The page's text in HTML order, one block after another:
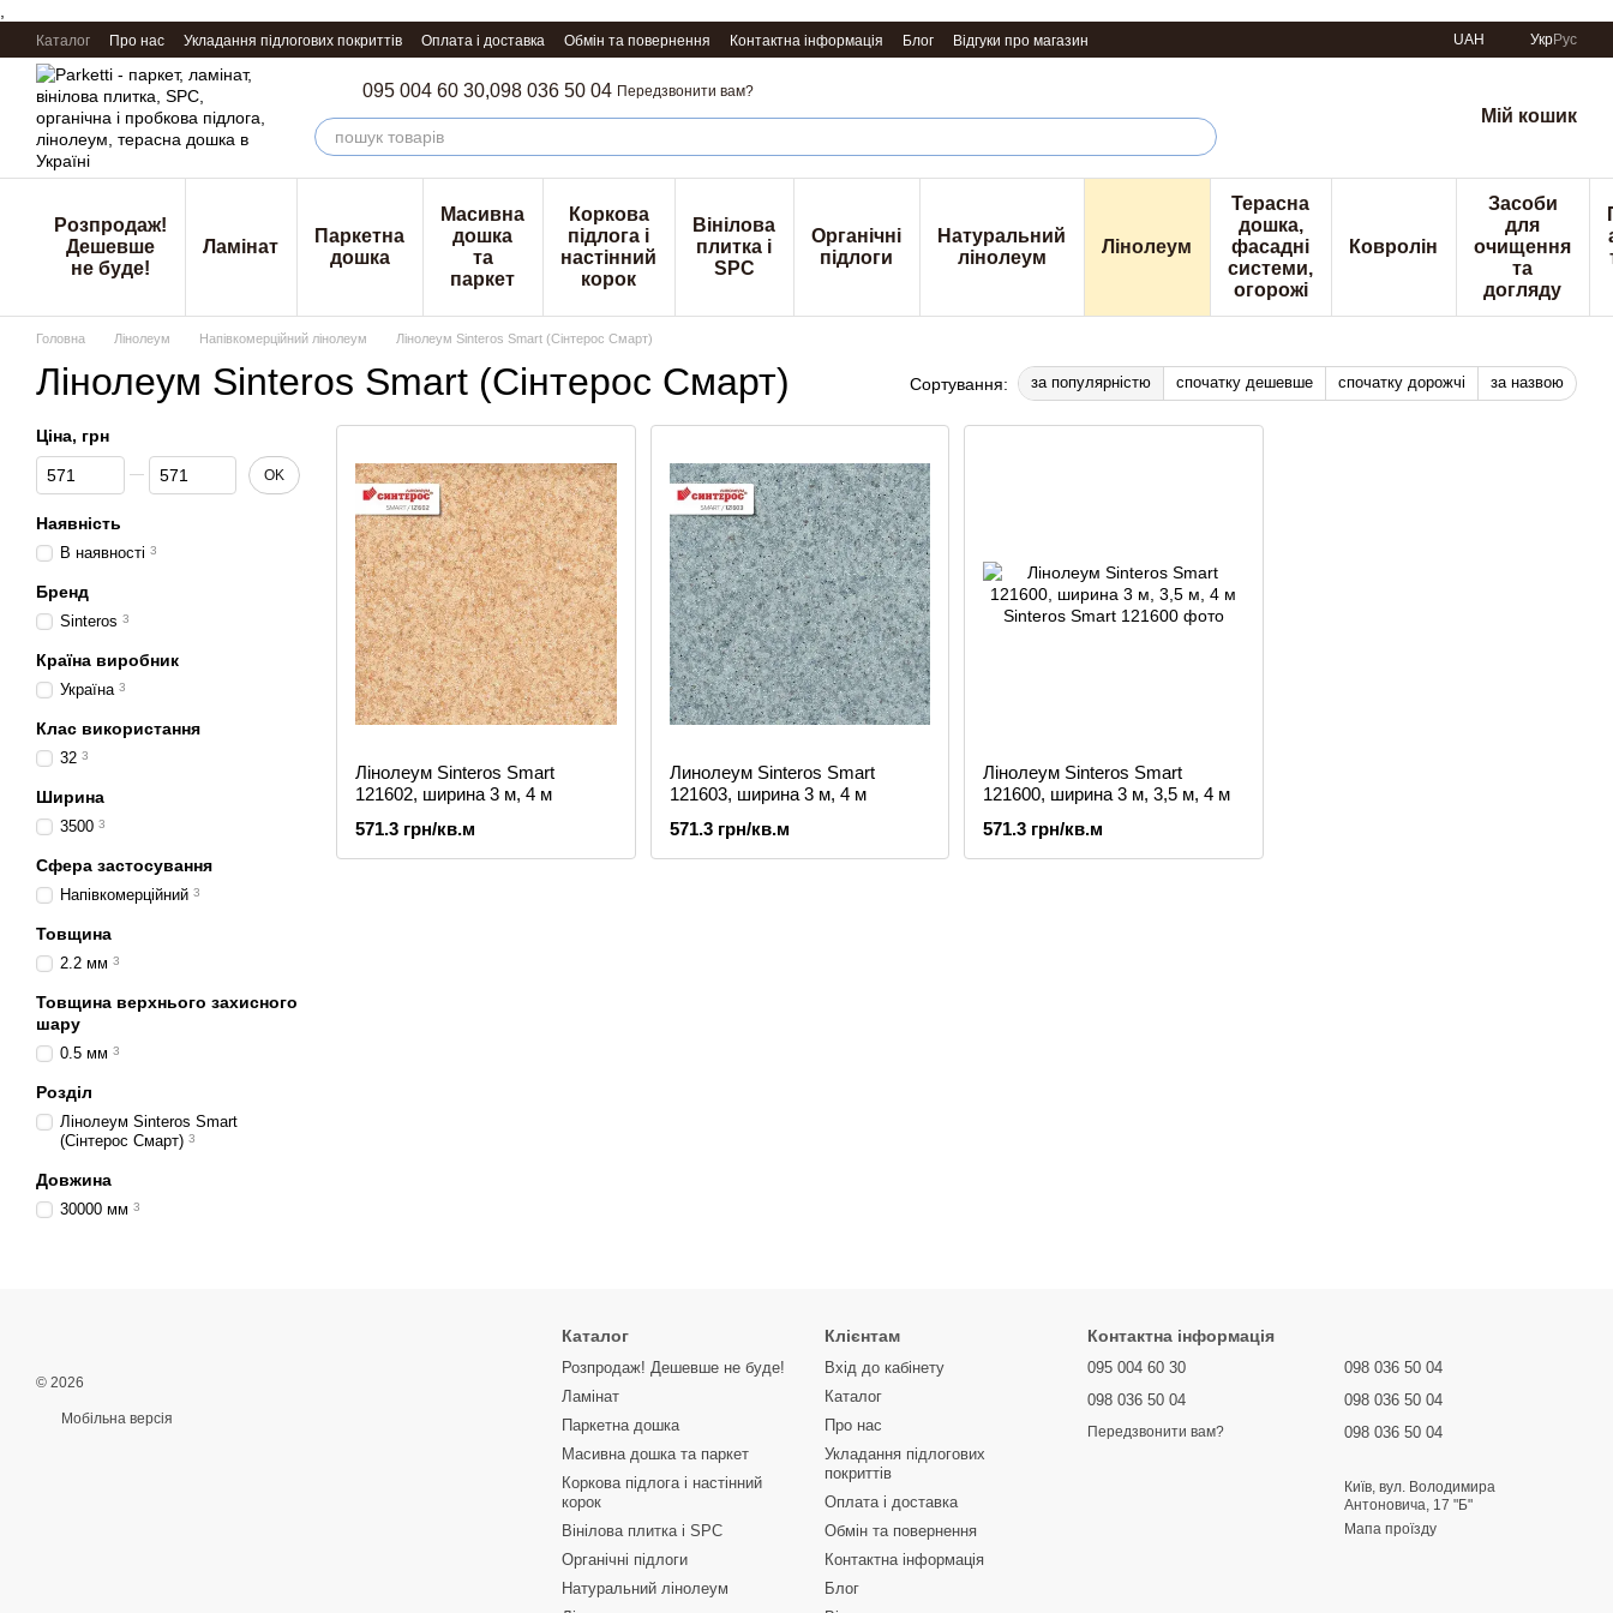
Перейти к основному контенту
Каталог Про нас Укладання підлогових покриттів Оплата і доставка Обмін та повернення Контактна інформація Блог Відгуки про магазин UAH УкрРус
095 004 60 30,098 036 50 04 Передзвонити вам?
Мій кошик
Розпродаж!
Дешевше
не буде!
Ламінат
Паркетна
дошка
Масивна
дошка
та
паркет
Коркова
підлога і
настінний
корок
Вінілова
плитка і
SPC
Органічні
підлоги
Натуральний
лінолеум
Лінолеум
Терасна
дошка,
фасадні
системи,
огорожі
Ковролін
Засоби
для
очищення
та
догляду
Головна Лінолеум Напівкомерційний лінолеум Лінолеум Sinteros Smart (Сінтерос Смарт)
Лінолеум Sinteros Smart (Сінтерос Смарт) Сортування: за популярністю спочатку дешевше спочатку дорожчі за назвою
Лінолеум Sinteros Smart
121602, ширина 3 м, 4 м
571.3 грн/кв.м
Линолеум Sinteros Smart
121603, ширина 3 м, 4 м
571.3 грн/кв.м
Лінолеум Sinteros Smart
121600, ширина 3 м, 3,5 м, 4 м
571.3 грн/кв.м
Ціна, грн
Від Ціна, грн
До Ціна, грн OK
Наявність
В наявності 3
Бренд
Sinteros 3
Країна виробник
Україна 3
Клас використання
32 3
Ширина
3500 3
Сфера застосування
Напівкомерційний 3
Товщина
2.2 мм 3
Товщина верхнього захисного
шару
0.5 мм 3
Розділ
Лінолеум Sinteros Smart
(Сінтерос Смарт) 3
Довжина
30000 мм 3
© 2026
Мобільна версія
Каталог
Розпродаж! Дешевше не буде!
Ламінат
Паркетна дошка
Масивна дошка та паркет
Коркова підлога і настінний
корок
Вінілова плитка і SPC
Органічні підлоги
Натуральний лінолеум
Клієнтам
Вхід до кабінету
Каталог
Про нас
Укладання підлогових
покриттів
Оплата і доставка
Обмін та повернення
Контактна інформація
Блог
Контактна інформація
095 004 60 30
098 036 50 04
Передзвонити вам?
098 036 50 04
098 036 50 04
098 036 50 04
Київ, вул. Володимира
Антоновича, 17 "Б"
Мапа проїзду